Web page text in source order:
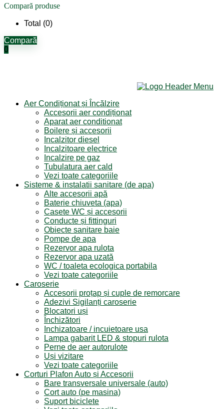
Compară produse
Total (0)
Compară
0
Aer Condiționat și Încălzire
Accesorii aer condiționat
Aparat aer conditionat
Boilere și accesorii
Incalzitor diesel
Incalzitoare electrice
Incalzire pe gaz
Tubulatura aer cald
Vezi toate categoriile
Sisteme & instalatii sanitare (de apa)
Alte accesorii apă
Baterie chiuveta (apa)
Casete WC și accesorii
Conducte și fittinguri
Obiecte sanitare baie
Pompe de apa
Rezervor apa rulota
Rezervor apa uzată
WC / toaleta ecologica portabila
Vezi toate categoriile
Caroserie
Accesorii proțap și cuple de remorcare
Adezivi Sigilanți caroserie
Blocatori uși
Închizători
Inchizatoare / incuietoare usa
Lampa gabarit LED & stopuri rulota
Perne de aer autorulote
Uși vizitare
Vezi toate categoriile
Corturi Plafon Auto și Accesorii
Bare transversale universale (auto)
Cort auto (pe masina)
Suport biciclete